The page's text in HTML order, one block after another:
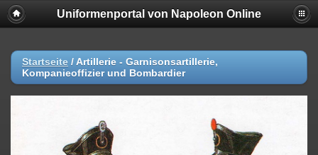
Uniformenportal von Napoleon Online
Startseite / Artillerie - Garnisonsartillerie,
Kompanieoffizier und Bombardier